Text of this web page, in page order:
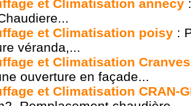
et Climatisation annecy
et Climatisation poisy :
véranda,...
et Climatisation
ouverture en façade...
et Climatisation CRAN-